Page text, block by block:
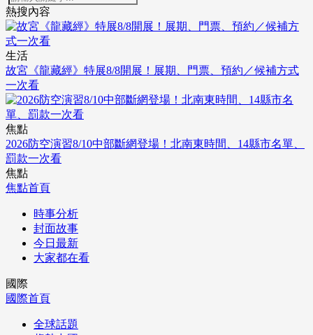
熱搜內容
生活
故宮《龍藏經》特展8/8開展！展期、門票、預約／候補方式
一次看
焦點
2026防空演習8/10中部斷網登場！北南東時間、14縣市名單、
罰款一次看
焦點
焦點首頁
時事分析
封面故事
今日最新
大家都在看
國際
國際首頁
全球話題